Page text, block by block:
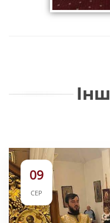
09
СЕР